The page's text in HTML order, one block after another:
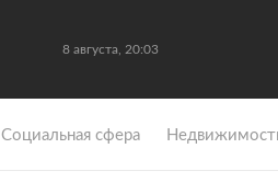
8 августа, 20:03
Социальная сфера